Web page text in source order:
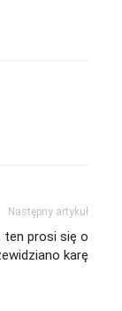
Następny artykuł
prosi się o
karę